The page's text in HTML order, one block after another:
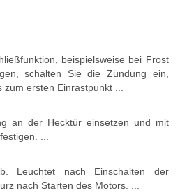
beispielsweise bei Frost
schalten Sie die Zündung ein,
ersten Einrastpunkt ...
an der Hecktür einsetzen und mit
...
Leuchtet nach Einschalten der
nach Starten des Motors. ...